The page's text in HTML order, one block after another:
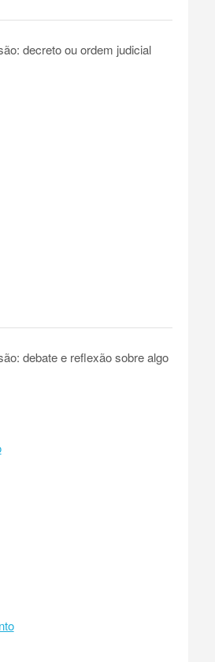
decreto ou ordem judicial
debate e reflexão sobre algo